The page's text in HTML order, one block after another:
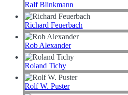
Ralf Blinkmann
Richard Feuerbach
Rob Alexander
Roland Tichy
Rolf W. Puster